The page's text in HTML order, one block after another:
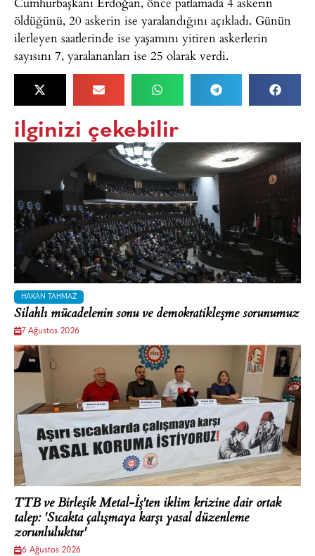
öldüğünü, 20 askerin ise yaralandığını açıkladı. Günün
ilerleyen saatlerinde ise yaşamını yitiren askerlerin
sayısını 7, yaralananları ise 25 olarak verdi.
ilginizi çekebilir
HAKAN TAHMAZ
Silahlı mücadelenin sonu ve demokratikleşme sorunumuz
7 Ağustos 2026
TTB ve Birleşik Metal-İş'ten iklim krizine dair ortak
talep: 'Sıcakta çalışmaya karşı yasal düzenleme
zorunluluktur'
6 Ağustos 2026